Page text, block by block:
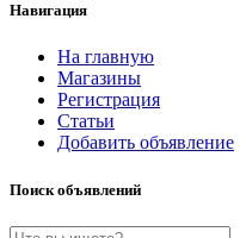
Навигация
На главную
Магазины
Регистрация
Статьи
Добавить объявление
Поиск объявлений